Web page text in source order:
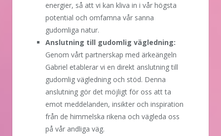
energier, så att vi kan kliva in i vår högsta
potential och omfamna vår sanna
gudomliga natur.
Anslutning till gudomlig vägledning:
Genom vårt partnerskap med ärkeängeln
Gabriel etablerar vi en direkt anslutning till
gudomlig vägledning och stöd. Denna
anslutning gör det möjligt för oss att ta
emot meddelanden, insikter och inspiration
från de himmelska rikena och vägleda oss
på vår andliga väg.